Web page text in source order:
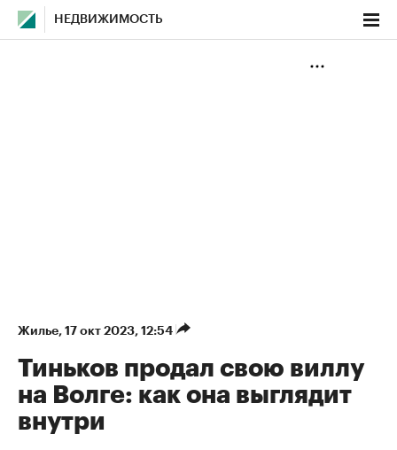
НЕДВИЖИМОСТЬ
Жилье⁠, 17 окт 2023, 12:54
Тиньков продал свою виллу
на Волге: как она выглядит
внутри